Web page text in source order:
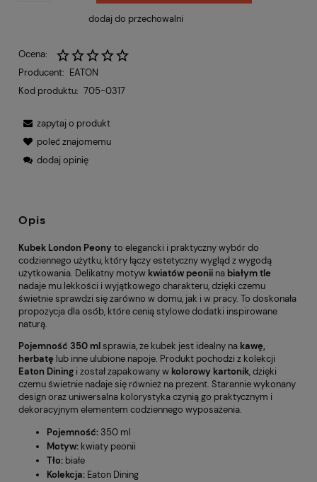
dodaj do przechowalni
Ocena:
Producent: EATON
Kod produktu: 705-0317
zapytaj o produkt
poleć znajomemu
dodaj opinię
Opis
Kubek London Peonyto elegancki i praktyczny wybór do
codziennego użytku, który łączy estetyczny wygląd z wygodą
użytkowania. Delikatny motyw kwiatów peonii na białym tle
nadaje mu lekkości i wyjątkowego charakteru, dzięki czemu
świetnie sprawdzi się zarówno w domu, jak i w pracy. To doskonała
propozycja dla osób, które cenią stylowe dodatki inspirowane
naturą.
Pojemność 350 mlsprawia, że kubek jest idealny na kawę,
herbatę lub inne ulubione napoje. Produkt pochodzi z kolekcji
Eaton Dining i został zapakowany w kolorowy kartonik, dzięki
czemu świetnie nadaje się również na prezent. Starannie wykonany
design oraz uniwersalna kolorystyka czynią go praktycznym i
dekoracyjnym elementem codziennego wyposażenia.
Pojemność:350 ml
Motyw: kwiaty peonii
Tło: białe
Kolekcja: Eaton Dining